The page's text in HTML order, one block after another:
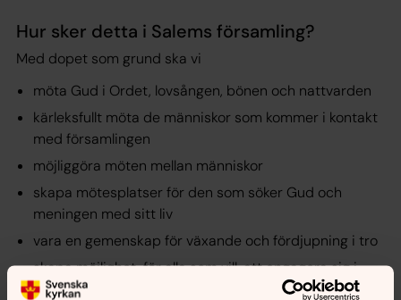
Hur sker detta i Salems församling?
Med dopet som grund ska vi
möta Gud i Ordet, lovsången, bönen och nattvarden
kärleksfullt möta de människor som kommer i kontakt
med församlingen
möjliggöra möten mellan människor
skapa mötesplatser för den som söker Gud och
meningen med sitt liv
vara en gemenskap för växande och fördjupning i tro
skapa möjlighet, för alla som vill, att engagera sig i
församlingens uppdrag